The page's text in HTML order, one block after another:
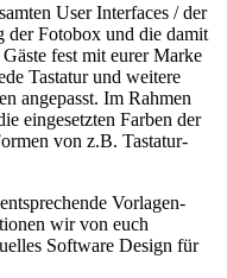
User Interfaces / der
der Fotobox und die damit
fest mit eurer Marke
Tastatur und weitere
angepasst. Im Rahmen
eingesetzten Farben der
von z.B. Tastatur-
Vorlagen-
wir von euch
Software Design für